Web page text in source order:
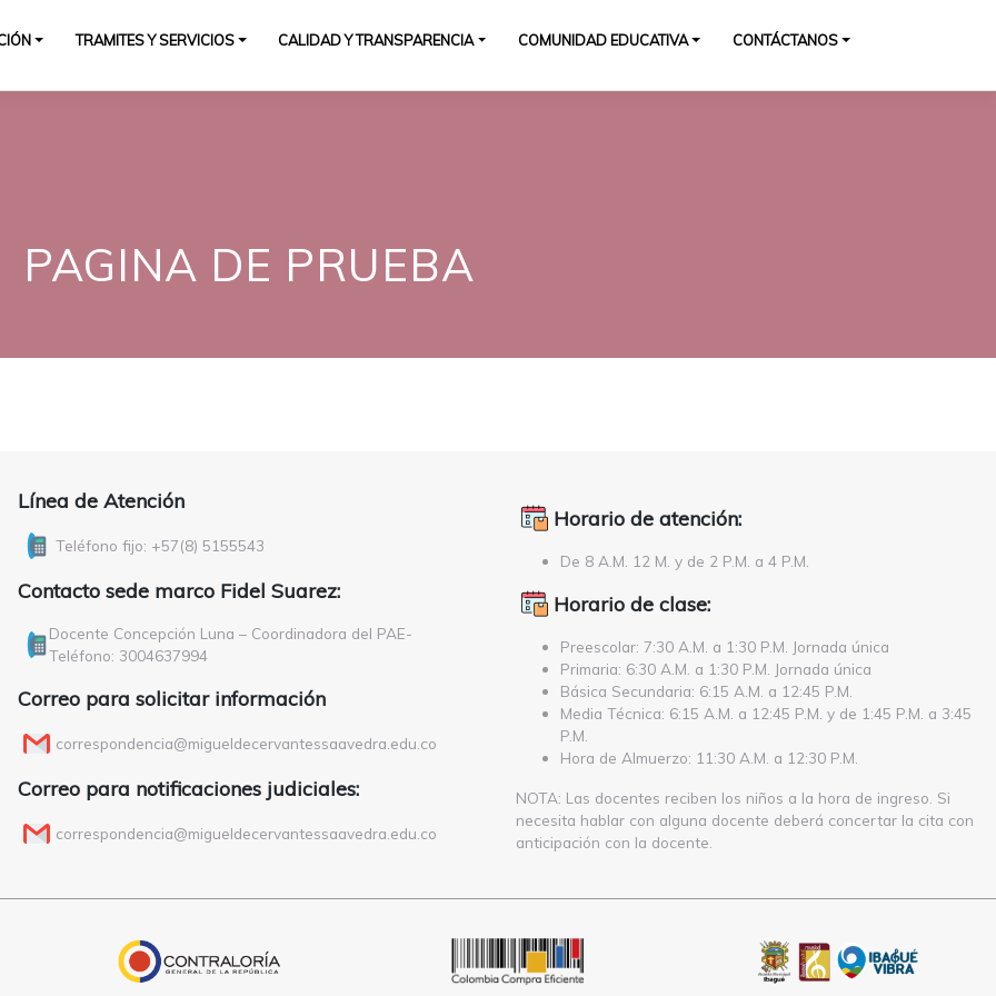
TRAMITES Y SERVICIOS CALIDAD Y TRANSPARENCIA COMUNIDAD EDUCATIVA CONTÁCTANOS
PAGINA DE PRUEBA
Línea de Atención
Teléfono fijo: +57(8) 5155543
Contacto sede marco Fidel Suarez:
Docente Concepción Luna – Coordinadora del PAE-
Teléfono: 3004637994
Correo para solicitar información
correspondencia@migueldecervantessaavedra.edu.co
Correo para notificaciones judiciales:
correspondencia@migueldecervantessaavedra.edu.co
Horario de atención:
De 8 A.M. 12 M. y de 2 P.M. a 4 P.M.
Horario de clase:
Preescolar: 7:30 A.M. a 1:30 P.M. Jornada única
Primaria: 6:30 A.M. a 1:30 P.M. Jornada única
Básica Secundaria: 6:15 A.M. a 12:45 P.M.
Media Técnica: 6:15 A.M. a 12:45 P.M. y de 1:45 P.M. a 3:45
P.M.
Hora de Almuerzo: 11:30 A.M. a 12:30 P.M.
NOTA: Las docentes reciben los niños a la hora de ingreso. Si
necesita hablar con alguna docente deberá concertar la cita con
anticipación con la docente.